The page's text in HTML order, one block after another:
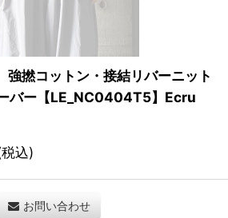
撚コットン・接結リバーニット
バー【LE_NC0404T5】Ecru
込)
お問い合わせ